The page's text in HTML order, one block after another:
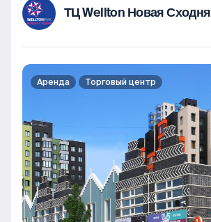
ТЦ Wellton Новая Сходня
Аренда Торговый центр